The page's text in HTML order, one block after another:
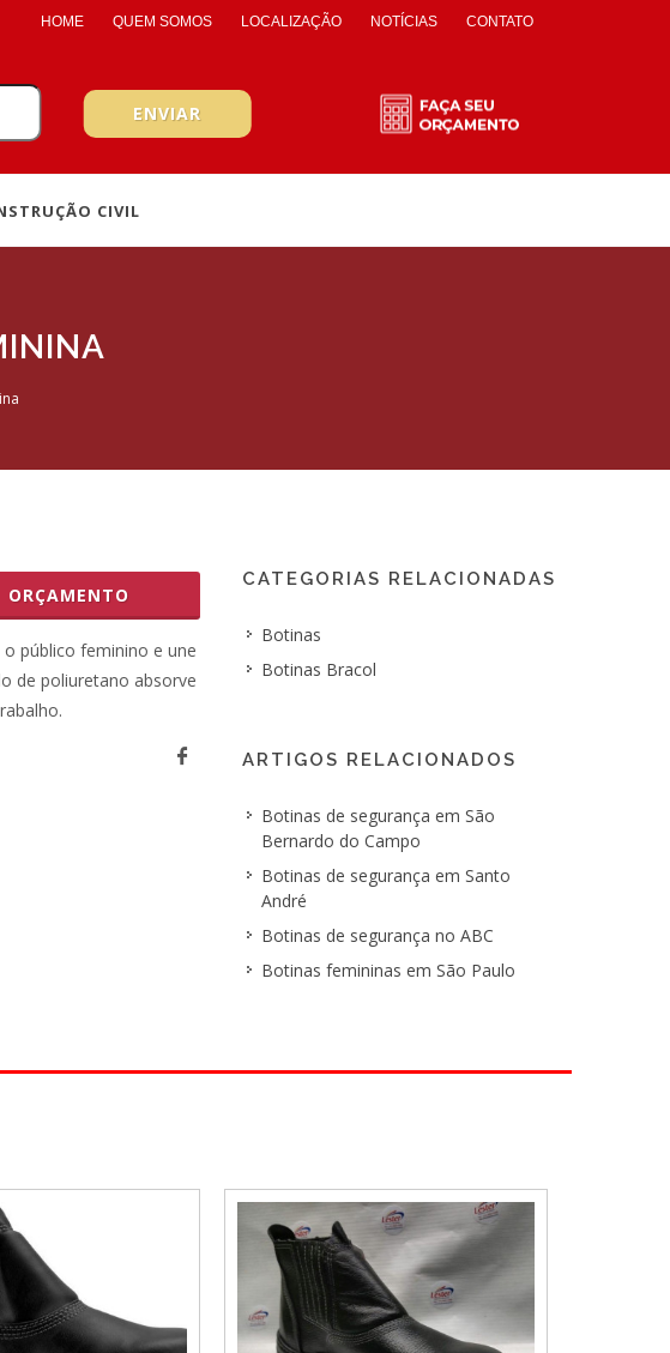
HOME QUEM SOMOS LOCALIZAÇÃO NOTÍCIAS CONTATO
CIVIL
ORÇAMENTO
público feminino e une
de poliuretano absorve
CATEGORIAS RELACIONADAS
Botinas
Botinas Bracol
ARTIGOS RELACIONADOS
Botinas de segurança em São
Bernardo do Campo
Botinas de segurança em Santo
André
Botinas de segurança no ABC
Botinas femininas em São Paulo